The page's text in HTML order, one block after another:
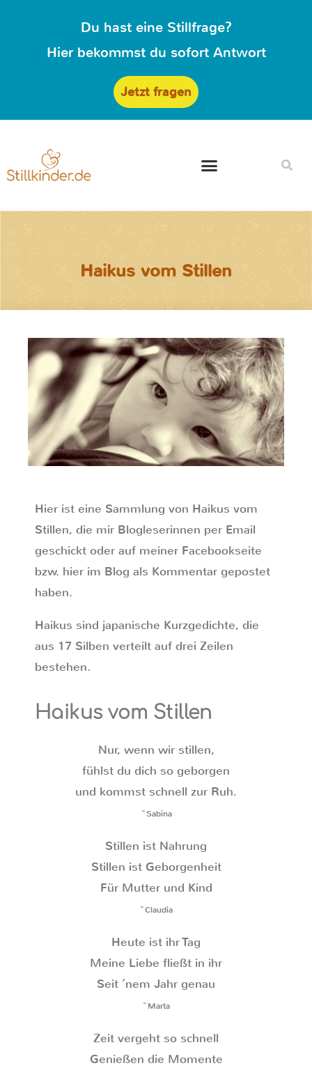
Du hast eine Stillfrage?
Hier bekommst du sofort Antwort
Jetzt fragen
Haikus vom Stillen
Hier ist eine Sammlung von Haikus vom
Stillen, die mir Blogleserinnen per Email
geschickt oder auf meiner Facebookseite
bzw. hier im Blog als Kommentar gepostet
haben.
Haikus sind japanische Kurzgedichte, die
aus 17 Silben verteilt auf drei Zeilen
bestehen.
Haikus vom Stillen
Nur, wenn wir stillen,
fühlst du dich so geborgen
und kommst schnell zur Ruh.
~Sabina
Stillen ist Nahrung
Stillen ist Geborgenheit
Für Mutter und Kind
~Claudia
Heute ist ihr Tag
Meine Liebe fließt in ihr
Seit ´nem Jahr genau
~Marta
Zeit vergeht so schnell
Genießen die Momente